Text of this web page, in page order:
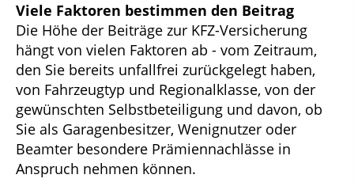
Viele Faktoren bestimmen den Beitrag
Die Höhe der Beiträge zur KFZ-Versicherung
hängt von vielen Faktoren ab - vom Zeitraum,
den Sie bereits unfallfrei zurückgelegt haben,
von Fahrzeugtyp und Regionalklasse, von der
gewünschten Selbstbeteiligung und davon, ob
Sie als Garagenbesitzer, Wenignutzer oder
Beamter besondere Prämiennachlässe in
Anspruch nehmen können.